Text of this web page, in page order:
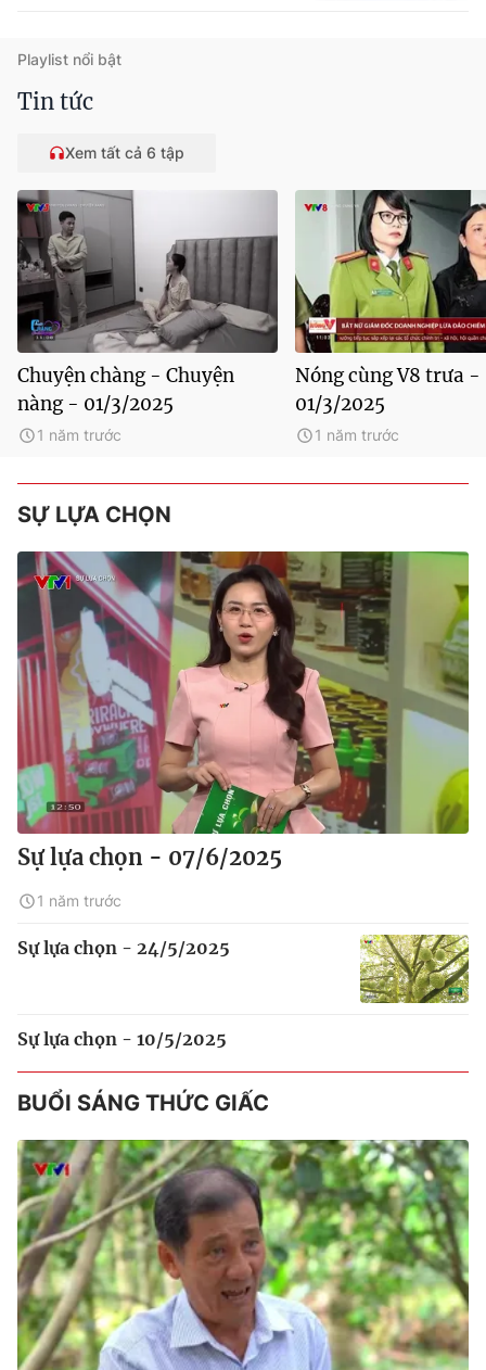
Playlist nổi bật
Tin tức
Xem tất cả 6 tập
Chuyện chàng - Chuyện
nàng - 01/3/2025
1 năm trước
Nóng cùng V8 trưa -
01/3/2025
1 năm trước
SỰ LỰA CHỌN
Sự lựa chọn - 07/6/2025
1 năm trước
Sự lựa chọn - 24/5/2025
Sự lựa chọn - 10/5/2025
BUỔI SÁNG THỨC GIẤC